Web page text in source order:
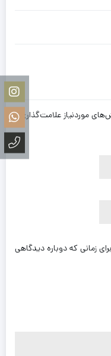
موردنیاز علامت‌گذاری
زمانی که دوباره دیدگاهی